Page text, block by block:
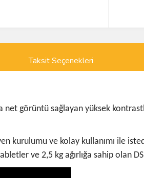
Taksit Seçenekleri
görüntü sağlayan yüksek
ve kolay kullanımı ile
ve 2,5 kg ağırlığa sahip olan